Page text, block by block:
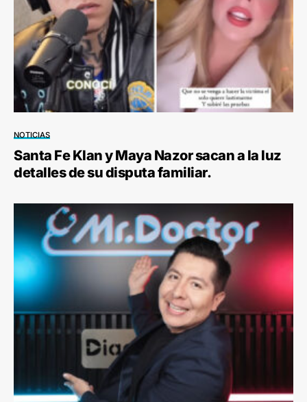
NOTICIAS
Santa Fe Klan y Maya Nazor sacan a la luz
detalles de su disputa familiar.